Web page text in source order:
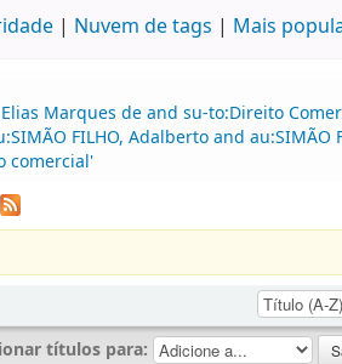
Nuvem de tags Mais
Marques de and su-to:Direito
FILHO, Adalberto and
comercial'
títulos para: